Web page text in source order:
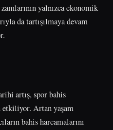
yalnızca ekonomik
da tartışılmaya devam
artış, spor bahis
etkiliyor. Artan yaşam
bahis harcamalarını